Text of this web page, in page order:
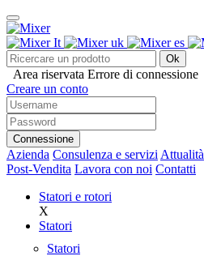
Ok
Area riservata Errore di connessione
Creare un conto
Connessione
Azienda Consulenza e servizi Attualità
Post-Vendita Lavora con noi Contatti
Statori e rotori
X
Statori
Statori